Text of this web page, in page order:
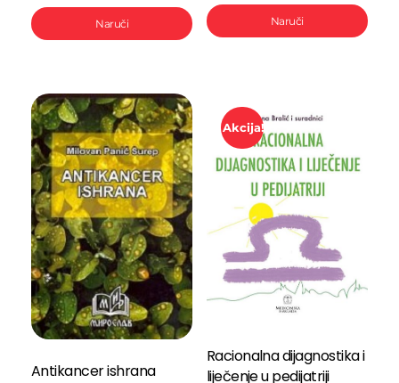
Naruči Naruči
Antikancer ishrana
Akcija!
Racionalna dijagnostika i
liječenje u pedijatriji